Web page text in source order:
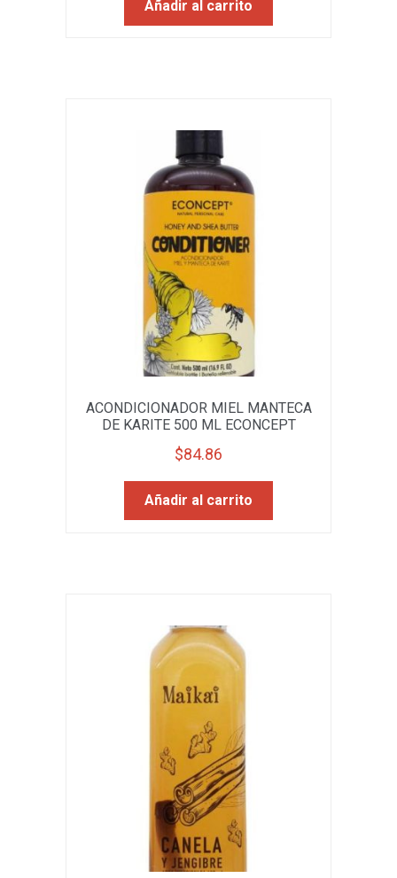
Añadir al carrito
ACONDICIONADOR MIEL MANTECA
DE KARITE 500 ML ECONCEPT
$84.86
Añadir al carrito